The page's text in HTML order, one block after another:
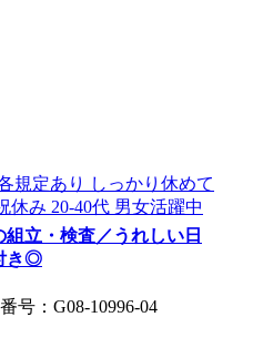
組立・検査／うれしい日
き◎
号：G08-10996-04